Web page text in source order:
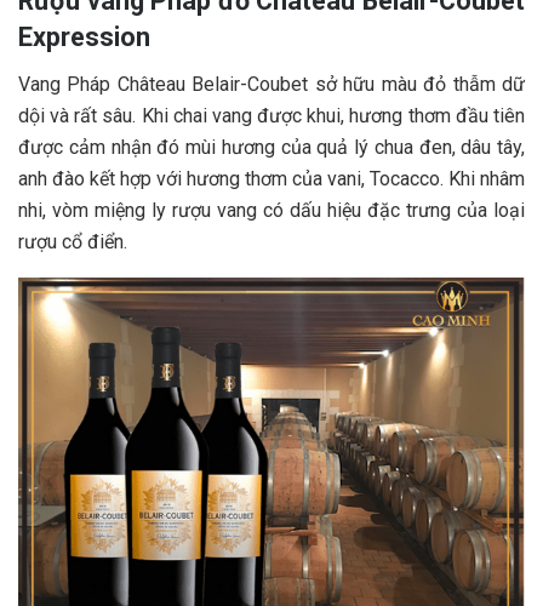
Expression
Vang Pháp Château Belair-Coubet sở hữu màu đỏ thẫm dữ
dội và rất sâu. Khi chai vang được khui, hương thơm đầu tiên
được cảm nhận đó mùi hương của quả lý chua đen, dâu tây,
anh đào kết hợp với hương thơm của vani, Tocacco. Khi nhâm
nhi, vòm miệng ly rượu vang có dấu hiệu đặc trưng của loại
rượu cổ điển.